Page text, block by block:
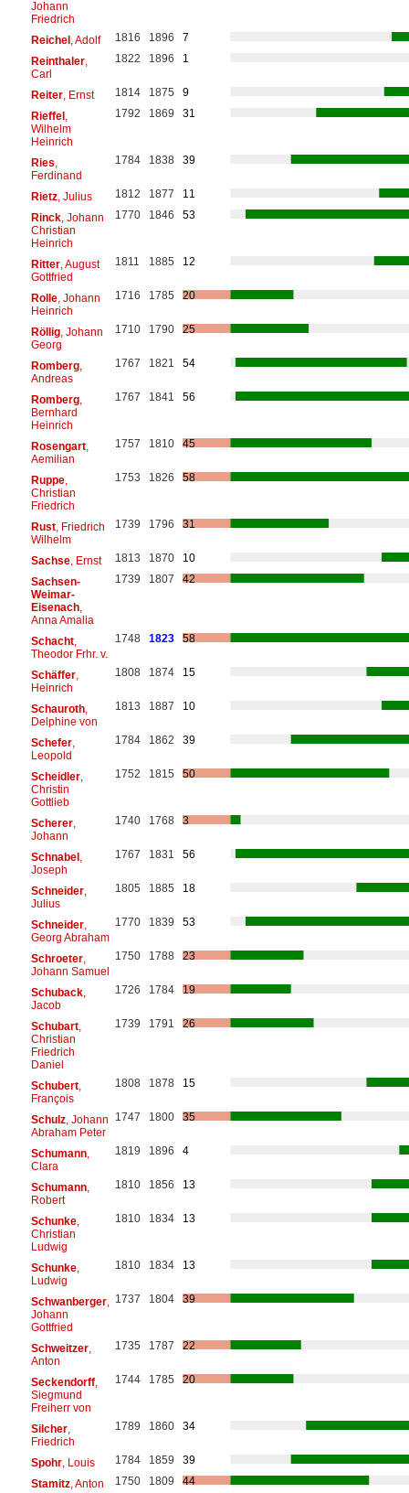
Johann
Friedrich
Reichel, Adolf 1816 1896
7
Reinthaler,
Carl
1822 1896 1
Reiter, Ernst 1814 1875
9
Rieffel,
Wilhelm
Heinrich
1792 1869 31
Ries
Ferdinand
1784 1838 39
Rietz, Julius 1812 1877
11
Rinck, Johann
Christian
Heinrich
1770 1846 53
Ritter, August
Gottfried
1811 1885 12
Rolle, Johann
Heinrich
1716 1785 20
Röllig, Johann
Georg
1710 1790 25
Romberg,
Andreas
1767 1821 54
Romberg,
Bernhard
Heinrich
1767 1841 56
Rosengart,
Aemilian
1757 1810 45
Ruppe,
Christian
Friedrich
1753 1826 58
Rust, Friedrich
Wilhelm
1739 1796 31
Sachse, Ernst 1813 1870
10
Sachsen-
Weimar-
Eisenach,
Anna Amalia
1739 1807 42
Schacht,
Theodor Frhr. v.
1748 1823 58
Schäffer,
Heinrich
1808 1874 15
Schauroth,
Delphine von
1813 1887 10
Schefer,
Leopold
1784 1862 39
Scheidler,
Christin
Gottlieb
1752 1815 50
Scherer,
Johann
1740 1768 3
Schnabel,
Joseph
1767 1831 56
Schneider,
Julius
1805 1885 18
Schneider,
Georg Abraham
1770 1839 53
Schroeter,
Johann Samuel
1750 1788 23
Schuback,
Jacob
1726 1784 19
Schubart,
Christian
Friedrich
Daniel
1739 1791 26
Schubert,
François
1808 1878 15
Schulz, Johann
Abraham Peter
1747 1800 35
Schumann,
Clara
1819 1896 4
Schumann,
Robert
1810 1856 13
Schunke,
Christian
Ludwig
1810 1834 13
Schunke,
Ludwig
1810 1834 13
Schwanberger,
Johann
Gottfried
1737 1804 39
Schweitzer,
Anton
1735 1787 22
Seckendorff,
Siegmund
Freiherr von
1744 1785 20
Silcher,
Friedrich
1789 1860 34
Spohr, Louis 1784 1859
39
Stamitz, Anton 1750 1809
44